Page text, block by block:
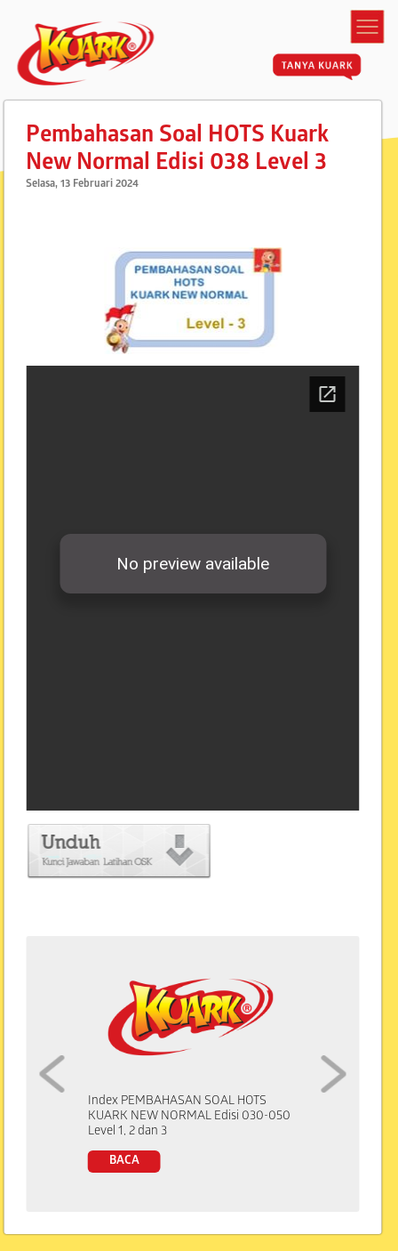
Pembahasan Soal HOTS Kuark
New Normal Edisi 038 Level 3
Selasa, 13 Februari 2024
Index PEMBAHASAN SOAL HOTS
KUARK NEW NORMAL Edisi 030-050
Level 1, 2 dan 3